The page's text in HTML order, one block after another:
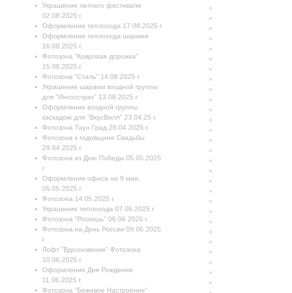
Украшение летнего фестиваля
02.08.2025 г.
Оформление теплохода 17.08.2025 г.
Оформление теплохода шарами
16.08.2025 г.
Фотозона "Ковровая дорожка"
15.08.2025 г.
Фотозона "Сталь" 14.08.2025 г.
Украшение шарами входной группы
для "Ингосстрах" 13.08.2025 г.
Оформление входной группы
каскадом для "ВкусВилл" 23.04.25 г.
Фотозона Таун Град 28.04.2025 г.
Фотозона к годовщине Свадьбы
29.04.2025 г.
Фотозона ко Дню Победы 05.05.2025
г.
Оформление офиса на 9 мая,
05.05.2025 г.
Фотозона 14.05.2025 г.
Украшение теплохода 07.06.2025 г.
Фотозона "Роскошь" 06.06.2025 г.
Фотозона на День России 09.06.2025
г.
Лофт "Вдохновение" Фотозона
10.06.2025 г.
Оформление Дня Рождения
11.06.2025 г.
Фотозона "Бежевое Настроение"